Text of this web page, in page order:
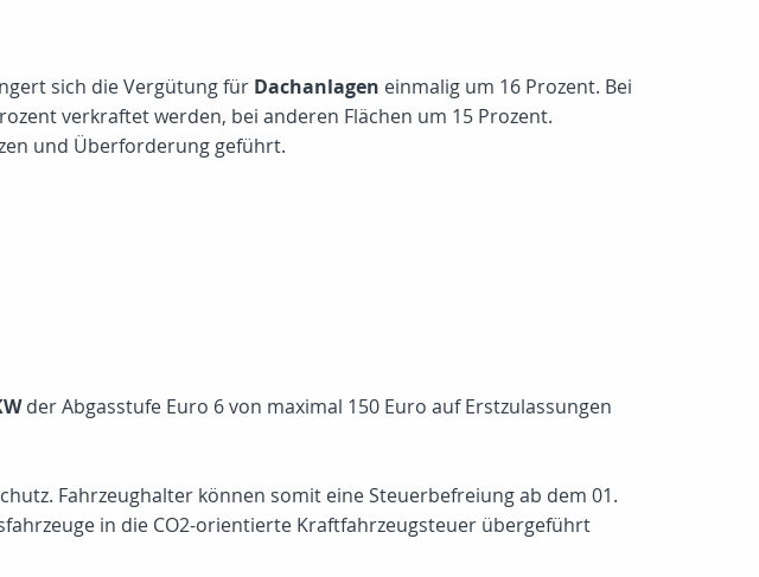
sich die Vergütung für Dachanlagen einmalig um 16 Prozent. Bei
verkraftet werden, bei anderen Flächen um 15 Prozent.
und Überforderung geführt.
der Abgasstufe Euro 6 von maximal 150 Euro auf Erstzulassungen
Fahrzeughalter können somit eine Steuerbefreiung ab dem 01.
in die CO2-orientierte Kraftfahrzeugsteuer übergeführt